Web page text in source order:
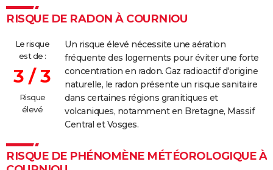
29/07/2020 168 168 0
21/08/2017 11 710 11 710 0
20/04/2010 53 000 53 000 0
07/08/2003 5 000 5 000 0
RISQUE DE RADON À COURNIOU
Le risque
est de :
3 / 3
Risque
élevé
Un risque élevé nécessite une aération
fréquente des logements pour éviter une forte
concentration en radon. Gaz radioactif d'origine
naturelle, le radon présente un risque sanitaire
dans certaines régions granitiques et
volcaniques, notamment en Bretagne, Massif
Central et Vosges.
RISQUE DE PHÉNOMÈNE MÉTÉOROLOGIQUE À